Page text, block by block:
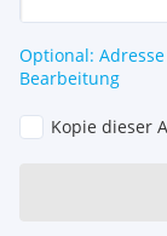
Optional:
Bearbeitung
Kopie dieser